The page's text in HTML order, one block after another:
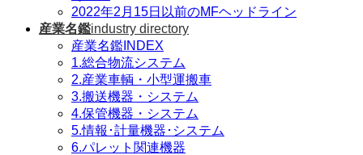
2022年2月15日以前のMFヘッドライン
産業名鑑industry directory
産業名鑑INDEX
1.総合物流システム
2.産業車輌・小型運搬車
3.搬送機器・システム
4.保管機器・システム
5.情報･計量機器･システム
6.パレット関連機器